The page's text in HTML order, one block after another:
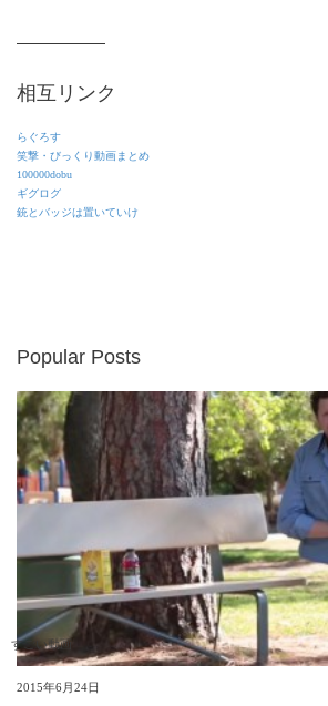
相互リンク
らぐろす
笑撃・びっくり動画まとめ
100000dobu
ギグログ
銃とバッジは置いていけ
Popular Posts
すごい動画
2015年6月24日